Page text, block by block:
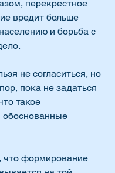
вредит больше
и борьба с
пока не задаться
такое
обоснованные